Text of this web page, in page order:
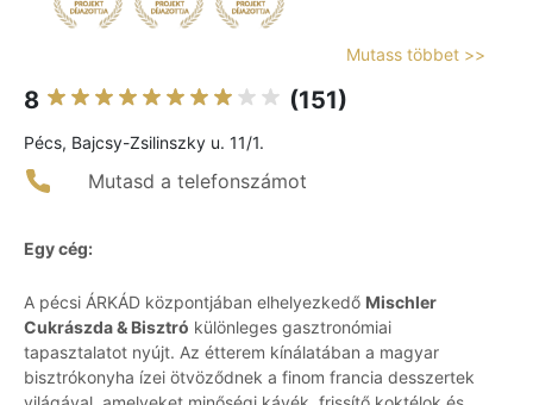
Mutass többet >>
8 (151)
Pécs, Bajcsy-Zsilinszky u. 11/1.
Mutasd a telefonszámot
Egy cég:
A pécsi ÁRKÁD központjában elhelyezkedő Mischler
Cukrászda & Bisztró különleges gasztronómiai
tapasztalatot nyújt. Az étterem kínálatában a magyar
bisztrókonyha ízei ötvöződnek a finom francia desszertek